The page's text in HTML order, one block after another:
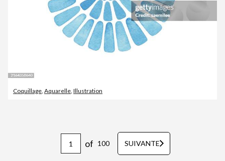
Coquillage, Aquarelle, Illustration
of 100 SUIVANTE